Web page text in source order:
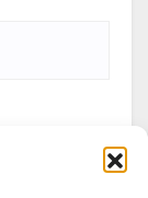
und meine